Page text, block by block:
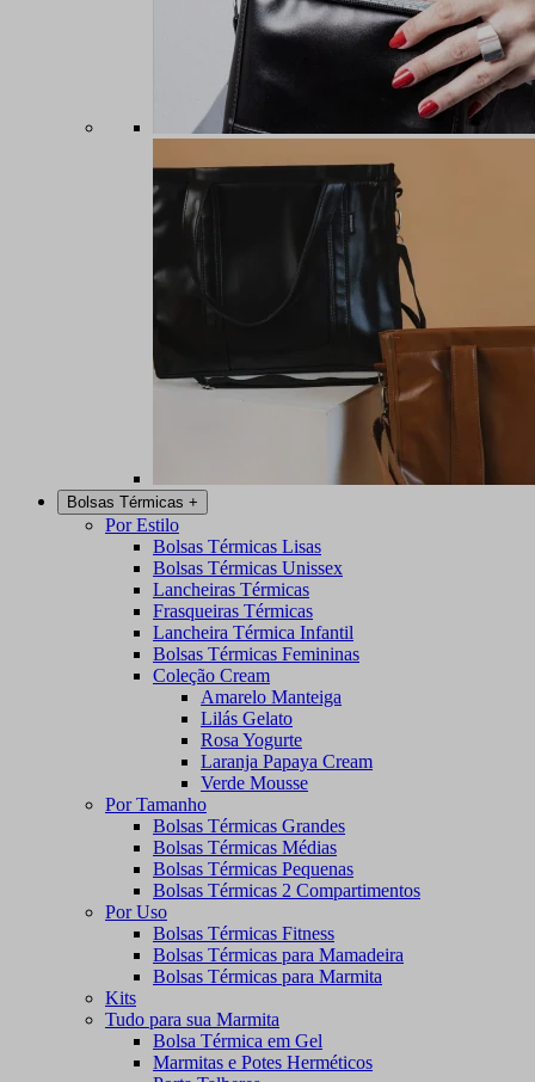
Bolsas Térmicas +
Por Estilo
Bolsas Térmicas Lisas
Bolsas Térmicas Unissex
Lancheiras Térmicas
Frasqueiras Térmicas
Lancheira Térmica Infantil
Bolsas Térmicas Femininas
Coleção Cream
Amarelo Manteiga
Lilás Gelato
Rosa Yogurte
Laranja Papaya Cream
Verde Mousse
Por Tamanho
Bolsas Térmicas Grandes
Bolsas Térmicas Médias
Bolsas Térmicas Pequenas
Bolsas Térmicas 2 Compartimentos
Por Uso
Bolsas Térmicas Fitness
Bolsas Térmicas para Mamadeira
Bolsas Térmicas para Marmita
Kits
Tudo para sua Marmita
Bolsa Térmica em Gel
Marmitas e Potes Herméticos